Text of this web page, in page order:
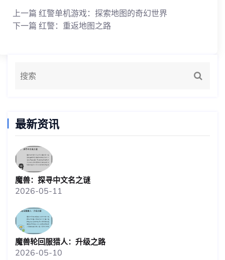
上一篇 红警单机游戏：探索地图的奇幻世界
下一篇 红警：重返地图之路
最新资讯
魔兽：探寻中文名之谜
2026-05-11
魔兽轮回服猎人：升级之路
2026-05-10